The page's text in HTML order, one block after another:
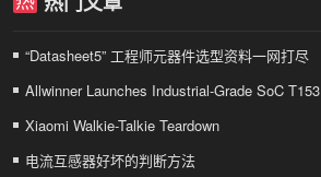
“Datasheet5” 工程师元器件选型资料一网打尽
Allwinner Launches Industrial-Grade SoC T153
Xiaomi Walkie-Talkie Teardown
电流互感器好坏的判断方法